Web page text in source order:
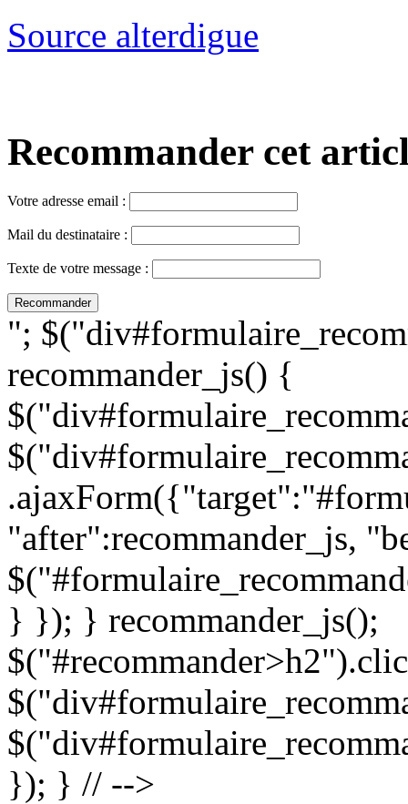
Source alterdigue
Recommander cet
Votre adresse email :
Mail du destinataire :
Texte de votre message :
";
recommander_js() {
"after":recommander_js,
} }); } recommander_js();
}); } // -->